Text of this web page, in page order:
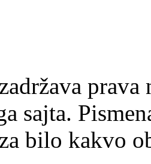
sajta.
bilo kakvo